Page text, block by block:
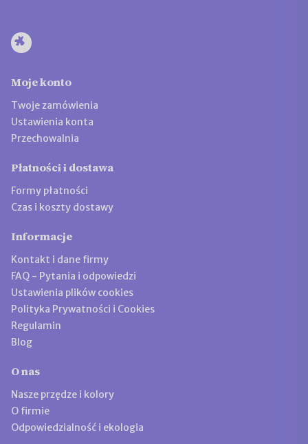
Moje konto
Twoje zamówienia
Ustawienia konta
Przechowalnia
Płatności i dostawa
Formy płatności
Czas i koszty dostawy
Informacje
Kontakt i dane firmy
FAQ - Pytania i odpowiedzi
Ustawienia plików cookies
Polityka Prywatności i Cookies
Regulamin
Blog
O nas
Nasze przędze i kolory
O firmie
Odpowiedzialność i ekologia